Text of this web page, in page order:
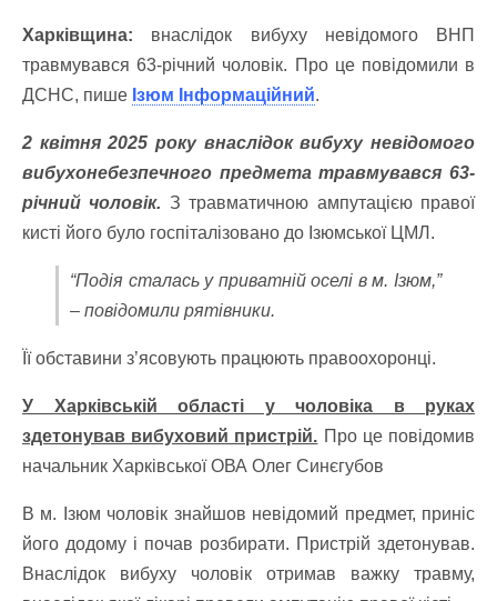
Харківщина: внаслідок вибуху невідомого ВНП
травмувався 63-річний чоловік. Про це повідомили в
ДСНС, пише Ізюм Інформаційний.
2 квітня 2025 року внаслідок вибуху невідомого
вибухонебезпечного предмета травмувався 63-
річний чоловік. З травматичною ампутацією правої
кисті його було госпіталізовано до Ізюмської ЦМЛ.
“Подія сталась у приватній оселі в м. Ізюм,”
– повідомили рятівники.
Її обставини з’ясовують працюють правоохоронці.
У Харківській області у чоловіка в руках
здетонував вибуховий пристрій. Про це повідомив
начальник Харківської ОВА Олег Синєгубов
В м. Ізюм чоловік знайшов невідомий предмет, приніс
його додому і почав розбирати. Пристрій здетонував.
Внаслідок вибуху чоловік отримав важку травму,